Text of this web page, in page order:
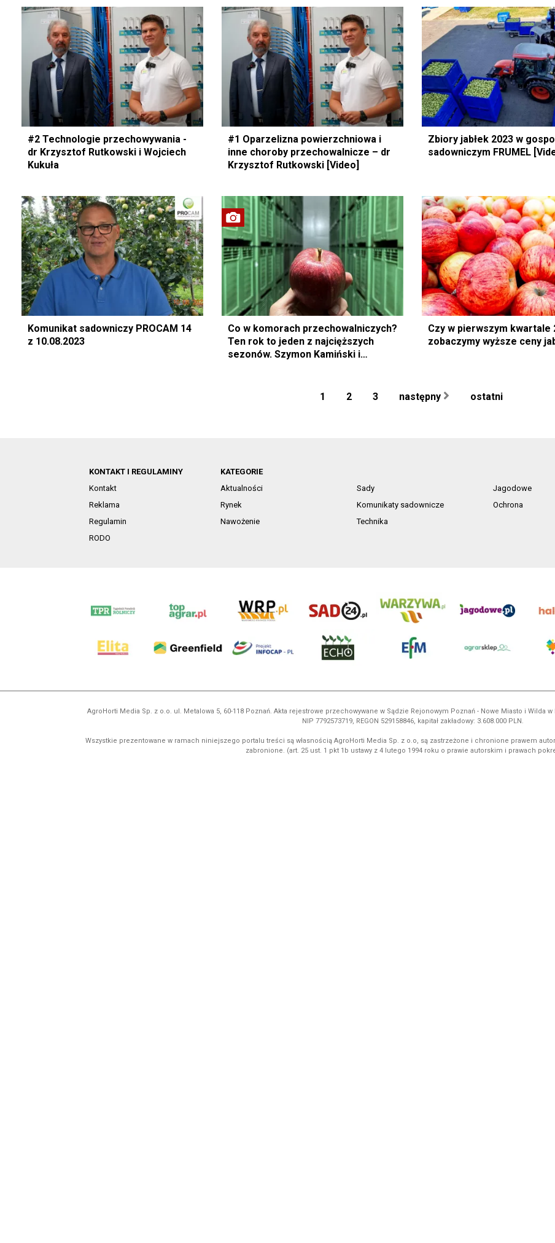
#2 Technologie przechowywania -
dr Krzysztof Rutkowski i Wojciech
Kukuła
#1 Oparzelizna powierzchniowa i
inne choroby przechowalnicze – dr
Krzysztof Rutkowski [Video]
Zbiory jabłek 2023 w
sadowniczym FRUMEL
Komunikat sadowniczy PROCAM 14
z 10.08.2023
Co w komorach przechowalniczych?
Ten rok to jeden z najcięższych
sezonów. Szymon Kamiński i
Czy w pierwszym kwartale
zobaczymy wyższe ceny
1 2 3 następny ostatni
KONTAKT I REGULAMINY
Kontakt
Reklama
Regulamin
RODO
KATEGORIE
Aktualności
Sady
Jagodowe
Rynek
Komunikaty sadownicze
Ochrona
Nawożenie
Technika
AgroHorti Media Sp. z o.o. ul. Metalowa 5, 60-118 Poznań. Akta rejestrowe przechowywane w Sądzie Rejonowym Poznań - Nowe Miasto i Wilda
NIP 7792573719, REGON 529158846, kapitał zakładowy: 3.608.000 PLN.
Wszystkie prezentowane w ramach niniejszego portalu treści są własnością AgroHorti Media Sp. z o.o, są zastrzeżone i chronione prawem
zabronione. (art. 25 ust. 1 pkt 1b ustawy z 4 lutego 1994 roku o prawie autorskim i prawach